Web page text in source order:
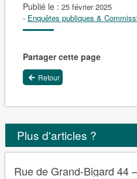
Publié le : 25 février 2025
- Enquêtes publiques &
Partager cette page
Retour
Plus d'articles ?
Rue de Grand-Bigard 44